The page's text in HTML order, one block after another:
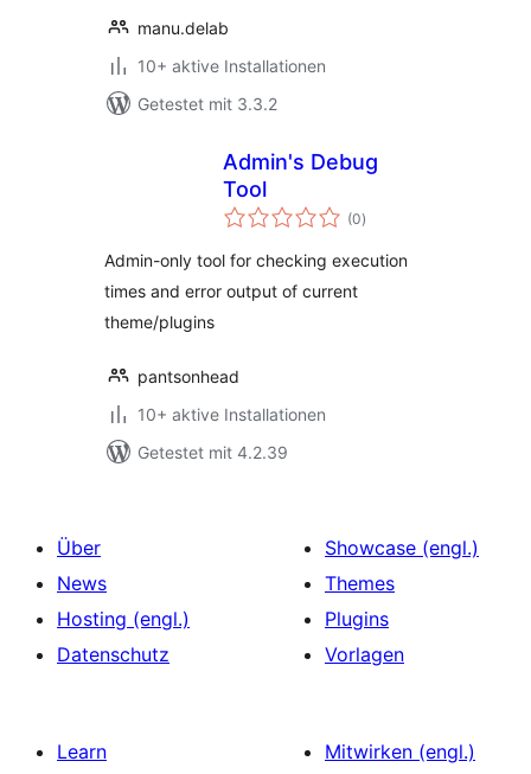
manu.delab
10+ aktive Installationen
Getestet mit 3.3.2
Admin's Debug
Tool
(0Bewertungen
insgesamt
)
Admin-only tool for checking execution
times and error output of current
theme/plugins
pantsonhead
10+ aktive Installationen
Getestet mit 4.2.39
Über
News
Hosting (engl.)
Datenschutz
Showcase (engl.)
Themes
Plugins
Vorlagen
Learn
Mitwirken (engl.)